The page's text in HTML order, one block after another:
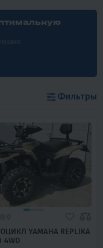
Фильтры
YAMAHA REPLIKA
4WD